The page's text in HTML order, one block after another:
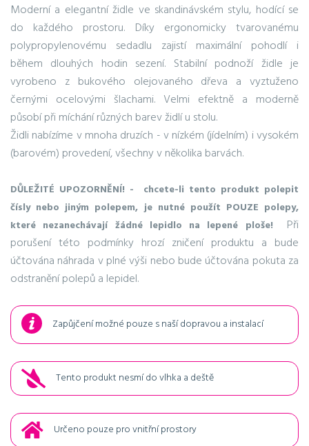
Moderní a elegantní židle ve skandinávském stylu, hodící se
do každého prostoru. Díky ergonomicky tvarovanému
polypropylenovému sedadlu zajistí maximální pohodlí i
během dlouhých hodin sezení. Stabilní podnoží židle je
vyrobeno z bukového olejovaného dřeva a vyztuženo
černými ocelovými šlachami. Velmi efektně a moderně
působí při míchání různých barev židlí u stolu.
Židli nabízíme v mnoha druzích - v nízkém (jídelním) i vysokém
(barovém) provedení, všechny v několika barvách.
DŮLEŽITÉ UPOZORNĚNÍ! - chcete-li tento produkt polepit
čísly nebo jiným polepem, je nutné použít POUZE polepy,
které nezanechávají žádné lepidlo na lepené ploše!
Při
porušení této podmínky hrozí zničení produktu a bude
účtována náhrada v plné výši nebo bude účtována pokuta za
odstranění polepů a lepidel.
Zapůjčení možné pouze s naší dopravou a instalací
Tento produkt nesmí do vlhka a deště
Určeno pouze pro vnitřní prostory